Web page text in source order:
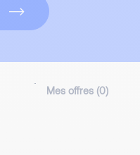
Mes offres (0)